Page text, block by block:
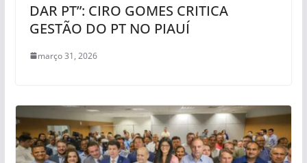
DAR PT”: CIRO GOMES CRITICA
GESTÃO DO PT NO PIAUÍ
março 31, 2026